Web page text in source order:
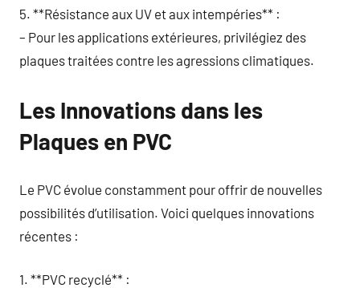
5. **Résistance aux UV et aux intempéries** :
– Pour les applications extérieures, privilégiez des
plaques traitées contre les agressions climatiques.
Les Innovations dans les
Plaques en PVC
Le PVC évolue constamment pour offrir de nouvelles
possibilités d’utilisation. Voici quelques innovations
récentes :
1. **PVC recyclé** :